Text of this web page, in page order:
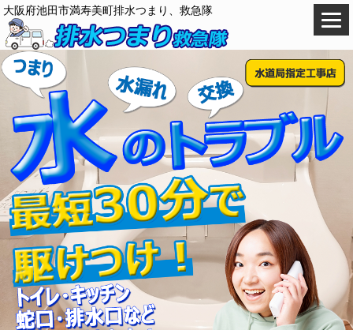
大阪府池田市満寿美町排水つまり、救急隊